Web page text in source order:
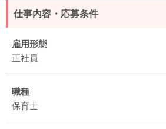
仕事内容・応募条件
雇用形態
正社員
職種
保育士